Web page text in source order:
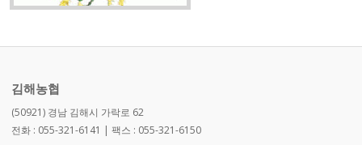
김해농협
(50921) 경남 김해시 가락로 62
전화 : 055-321-6141 | 팩스 : 055-321-6150